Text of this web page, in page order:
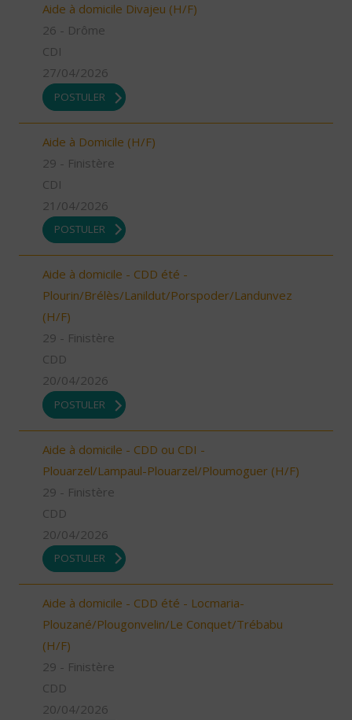
Aide à domicile Divajeu (H/F)
26 - Drôme
CDI
27/04/2026
POSTULER
Aide à Domicile (H/F)
29 - Finistère
CDI
21/04/2026
POSTULER
Aide à domicile - CDD été -
Plourin/Brélès/Lanildut/Porspoder/Landunvez
(H/F)
29 - Finistère
CDD
20/04/2026
POSTULER
Aide à domicile - CDD ou CDI -
Plouarzel/Lampaul-Plouarzel/Ploumoguer (H/F)
29 - Finistère
CDD
20/04/2026
POSTULER
Aide à domicile - CDD été - Locmaria-
Plouzané/Plougonvelin/Le Conquet/Trébabu
(H/F)
29 - Finistère
CDD
20/04/2026